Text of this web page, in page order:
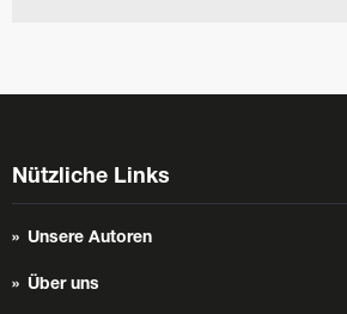
Nützliche Links
Unsere Autoren
Über uns